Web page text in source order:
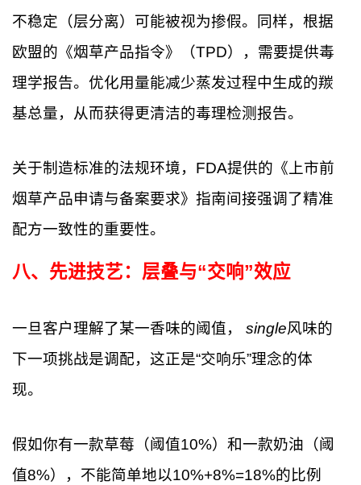
不稳定（层分离）可能被视为掺假。同样，根据
欧盟的《烟草产品指令》（TPD），需要提供毒
理学报告。优化用量能减少蒸发过程中生成的羰
基总量，从而获得更清洁的毒理检测报告。
关于制造标准的法规环境，FDA提供的《上市前
烟草产品申请与备案要求》指南间接强调了精准
配方一致性的重要性。
八、先进技艺：层叠与“交响”效应
一旦客户理解了某一香味的阈值， single风味的
下一项挑战是调配，这正是“交响乐”理念的体
现。
假如你有一款草莓（阈值10%）和一款奶油（阈
值8%），不能简单地以10%+8%=18%的比例